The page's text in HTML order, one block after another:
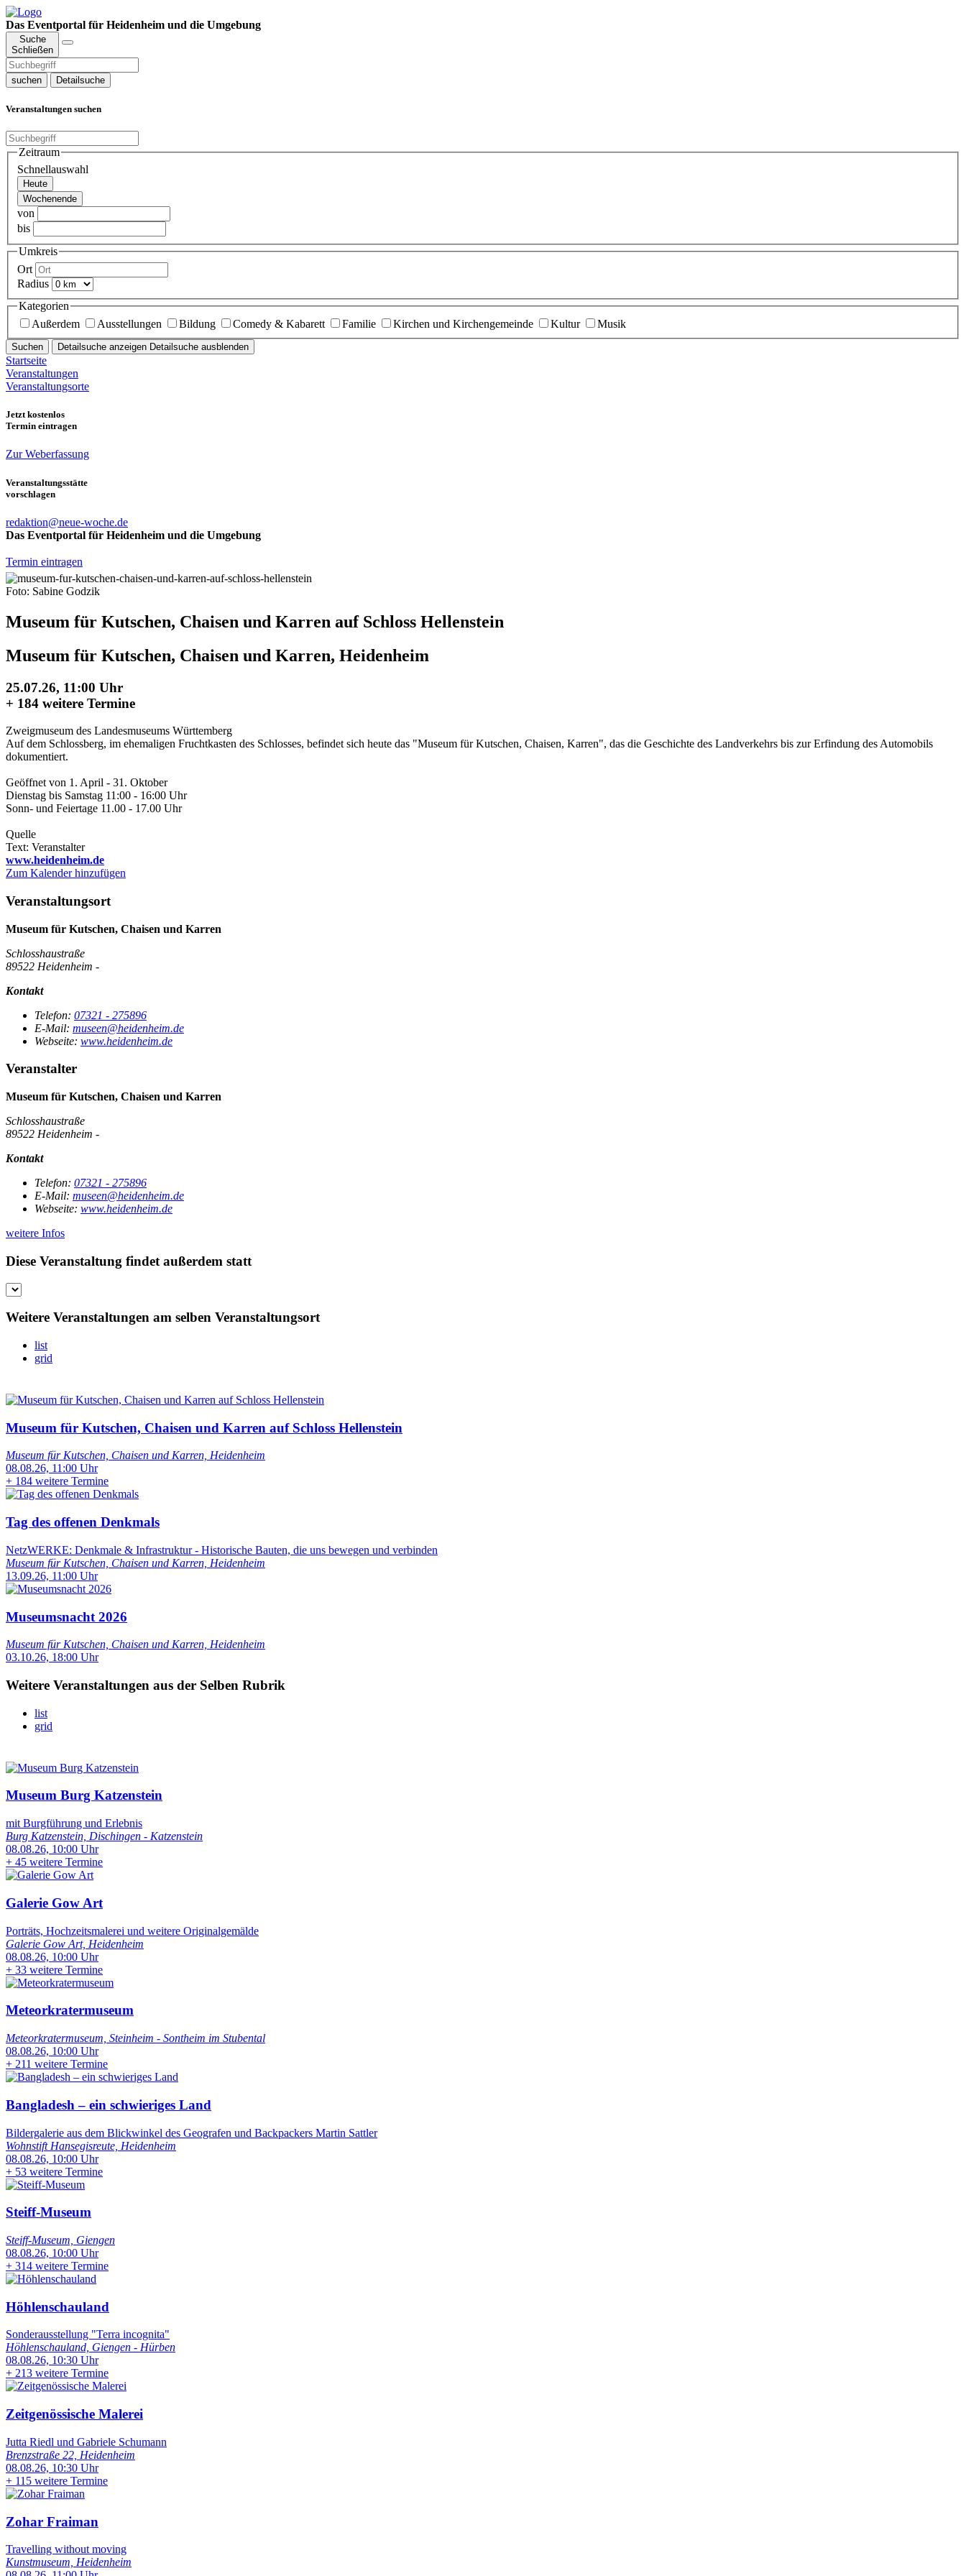
Das Eventportal für Heidenheim und die Umgebung
Suche
Schließen
suchen Detailsuche
Veranstaltungen suchen
Zeitraum
Schnellauswahl
Heute
Wochenende
von
bis
Umkreis
Ort
Radius
Kategorien
Außerdem
Ausstellungen Bildung Comedy & Kabarett Familie Kirchen und Kirchengemeinde Kultur Musik
Suchen Detailsuche anzeigen Detailsuche ausblenden
Startseite
Veranstaltungen
Veranstaltungsorte
Jetzt kostenlos
Termin eintragen
Zur Weberfassung
Veranstaltungsstätte
vorschlagen
redaktion@neue-woche.de
Das Eventportal für Heidenheim und die Umgebung
Termin eintragen
Foto: Sabine Godzik
Museum für Kutschen, Chaisen und Karren auf Schloss Hellenstein
Museum für Kutschen, Chaisen und Karren, Heidenheim
25.07.26, 11:00 Uhr
+ 184 weitere Termine
Zweigmuseum des Landesmuseums Württemberg
Auf dem Schlossberg, im ehemaligen Fruchtkasten des Schlosses, befindet sich heute das "Museum für Kutschen, Chaisen, Karren", das die Geschichte des Landverkehrs bis zur Erfindung des Automobils
dokumentiert.
Geöffnet von 1. April - 31. Oktober
Dienstag bis Samstag 11:00 - 16:00 Uhr
Sonn- und Feiertage 11.00 - 17.00 Uhr
Quelle
Text: Veranstalter
www.heidenheim.de
Zum Kalender hinzufügen
Veranstaltungsort
Museum für Kutschen, Chaisen und Karren
Schlosshaustraße
89522 Heidenheim -
Kontakt
Telefon: 07321 - 275896
E-Mail: museen@heidenheim.de
Webseite: www.heidenheim.de
Veranstalter
Museum für Kutschen, Chaisen und Karren
Schlosshaustraße
89522 Heidenheim -
Kontakt
Telefon: 07321 - 275896
E-Mail: museen@heidenheim.de
Webseite: www.heidenheim.de
weitere Infos
Diese Veranstaltung findet außerdem statt
Weitere Veranstaltungen am selben Veranstaltungsort
list
grid
Museum für Kutschen, Chaisen und Karren auf Schloss Hellenstein
Museum für Kutschen, Chaisen und Karren, Heidenheim
08.08.26, 11:00 Uhr
+ 184 weitere Termine
Tag des offenen Denkmals
NetzWERKE: Denkmale & Infrastruktur - Historische Bauten, die uns bewegen und verbinden
Museum für Kutschen, Chaisen und Karren, Heidenheim
13.09.26, 11:00 Uhr
Museumsnacht 2026
Museum für Kutschen, Chaisen und Karren, Heidenheim
03.10.26, 18:00 Uhr
Weitere Veranstaltungen aus der Selben Rubrik
list
grid
Museum Burg Katzenstein
mit Burgführung und Erlebnis
Burg Katzenstein, Dischingen - Katzenstein
08.08.26, 10:00 Uhr
+ 45 weitere Termine
Galerie Gow Art
Porträts, Hochzeitsmalerei und weitere Originalgemälde
Galerie Gow Art, Heidenheim
08.08.26, 10:00 Uhr
+ 33 weitere Termine
Meteorkratermuseum
Meteorkratermuseum, Steinheim - Sontheim im Stubental
08.08.26, 10:00 Uhr
+ 211 weitere Termine
Bangladesh – ein schwieriges Land
Bildergalerie aus dem Blickwinkel des Geografen und Backpackers Martin Sattler
Wohnstift Hansegisreute, Heidenheim
08.08.26, 10:00 Uhr
+ 53 weitere Termine
Steiff-Museum
Steiff-Museum, Giengen
08.08.26, 10:00 Uhr
+ 314 weitere Termine
Höhlenschauland
Sonderausstellung "Terra incognita"
Höhlenschauland, Giengen - Hürben
08.08.26, 10:30 Uhr
+ 213 weitere Termine
Zeitgenössische Malerei
Jutta Riedl und Gabriele Schumann
Brenzstraße 22, Heidenheim
08.08.26, 10:30 Uhr
+ 115 weitere Termine
Zohar Fraiman
Travelling without moving
Kunstmuseum, Heidenheim